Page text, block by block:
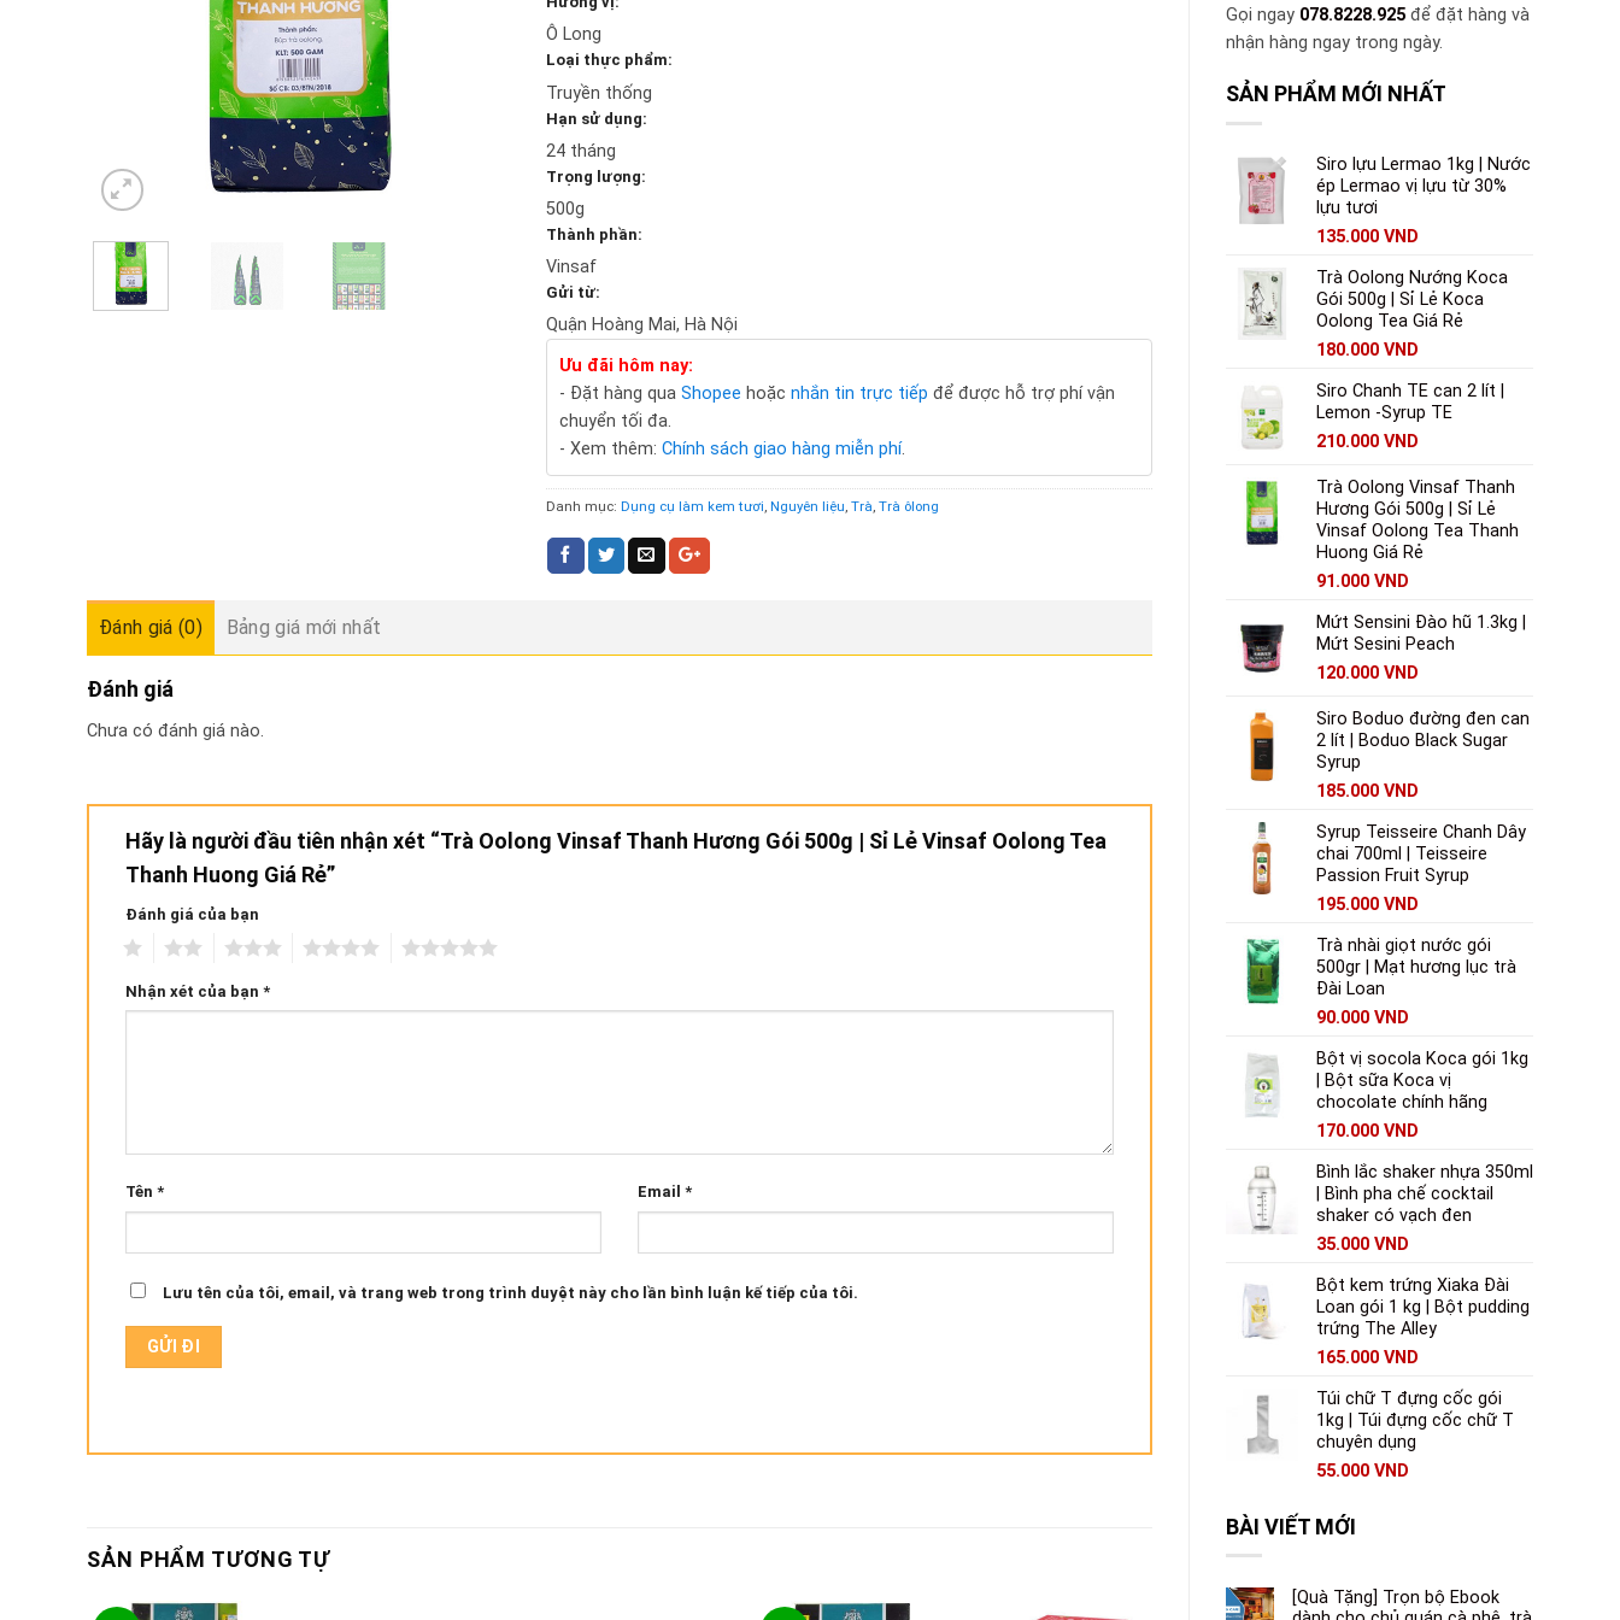
Gọi ngay 078.8228.925 để đặt hàng và
nhận hàng ngay trong ngày.
SẢN PHẨM MỚI NHẤT
Siro lựu Lermao 1kg | Nước
ép Lermao vị lựu từ 30%
lựu tươi
135.000 VND
Trà Oolong Nướng Koca
Gói 500g | Sỉ Lẻ Koca
Oolong Tea Giá Rẻ
180.000 VND
Siro Chanh TE can 2 lít |
Lemon -Syrup TE
210.000 VND
Trà Oolong Vinsaf Thanh
Hương Gói 500g | Sỉ Lẻ
Vinsaf Oolong Tea Thanh
Huong Giá Rẻ
91.000 VND
Mứt Sensini Đào hũ 1.3kg |
Mứt Sesini Peach
120.000 VND
Siro Boduo đường đen can
2 lít | Boduo Black Sugar
Syrup
185.000 VND
Syrup Teisseire Chanh Dây
chai 700ml | Teisseire
Passion Fruit Syrup
195.000 VND
Trà nhài giọt nước gói
500gr | Mạt hương lục trà
Đài Loan
90.000 VND
Bột vị socola Koca gói 1kg
| Bột sữa Koca vị
chocolate chính hãng
170.000 VND
Bình lắc shaker nhựa 350ml
| Bình pha chế cocktail
shaker có vạch đen
35.000 VND
Bột kem trứng Xiaka Đài
Loan gói 1 kg | Bột pudding
trứng The Alley
165.000 VND
Túi chữ T đựng cốc gói
1kg | Túi đựng cốc chữ T
chuyên dụng
55.000 VND
BÀI VIẾT MỚI
[Quà Tặng] Trọn bộ Ebook
Ô Long
Loại thực phẩm:
Truyền thống
Hạn sử dụng:
24 tháng
Trọng lượng:
500g
Thành phần:
Vinsaf
Gửi từ:
Quận Hoàng Mai, Hà Nội
Ưu đãi hôm nay:
- Đặt hàng qua Shopee hoặc nhắn tin trực tiếp để được hỗ trợ phí vận
chuyển tối đa.
- Xem thêm: Chính sách giao hàng miễn phí.
Danh mục: Dụng cụ làm kem tươi, Nguyên liệu, Trà, Trà ôlong
Đánh giá (0) Bảng giá mới nhất
Đánh giá
Chưa có đánh giá nào.
Hãy là người đầu tiên nhận xét “Trà Oolong Vinsaf Thanh Hương Gói 500g | Sỉ Lẻ Vinsaf Oolong Tea
Thanh Huong Giá Rẻ”
Đánh giá của bạn
Nhận xét của bạn *
Tên * Email *
Lưu tên của tôi, email, và trang web trong trình duyệt này cho lần bình luận kế tiếp của tôi.
SẢN PHẨM TƯƠNG TỰ